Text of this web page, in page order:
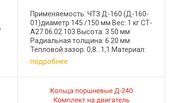
Применяемость: ЧТЗ Д-160 (Д-160-
01)диаметр 145 /150 мм Вес: 1 кг СТ-
А27.06.02.103 Высота: 3.50 мм
Радиальная толщина: 6.20 мм
Тепловой зазор: 0,8...1,1 Материал:
ВЧ Покрытие: Хт, Р, О, Fe СТ-
А27.06.00.014 Высота: 3.50 мм
Радиальная толщина: 5.70 мм ...
подробнее